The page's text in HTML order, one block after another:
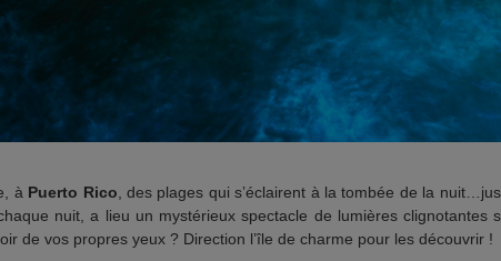
à Puerto Rico , des plages qui s’éclairent à la tombée de la
nuit, a lieu un mystérieux spectacle de lumières
de vos propres yeux ? Direction l’île de charme pour les découvrir !